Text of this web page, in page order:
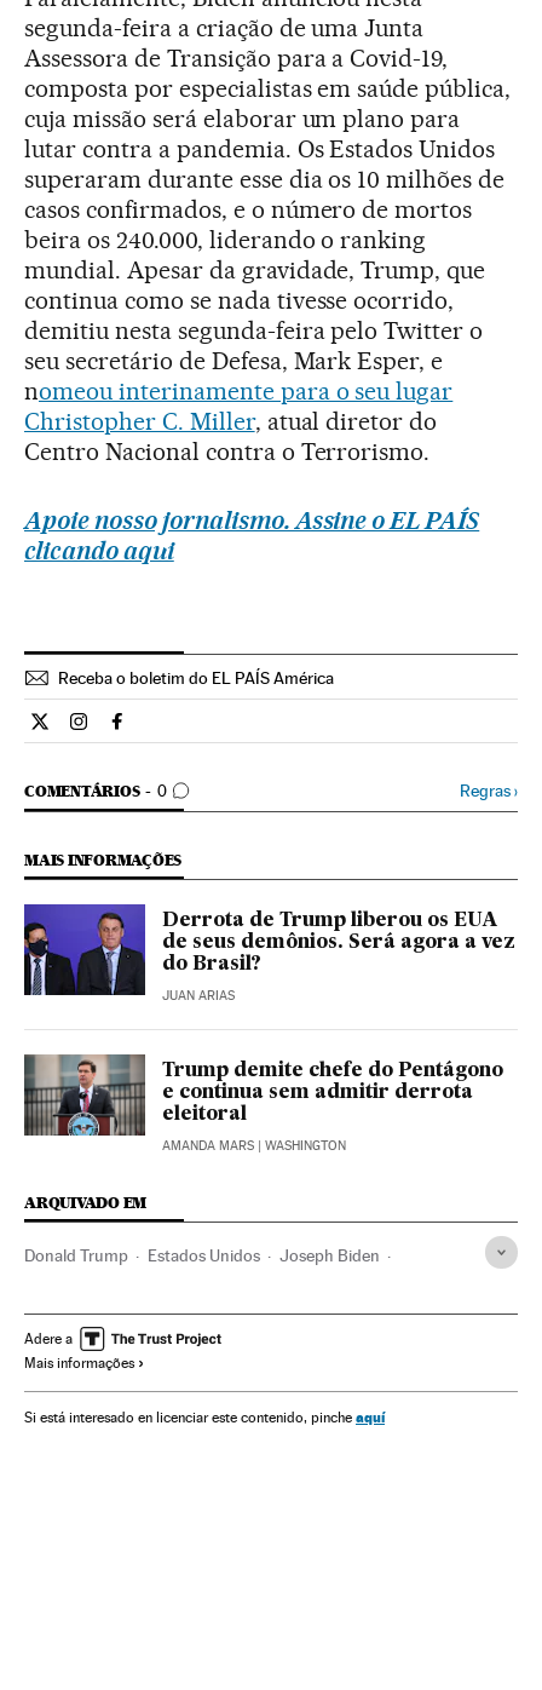
segunda-feira a criação de uma Junta
Assessora de Transição para a Covid-19,
composta por especialistas em saúde pública,
cuja missão será elaborar um plano para
lutar contra a pandemia. Os Estados Unidos
superaram durante esse dia os 10 milhões de
casos confirmados, e o número de mortos
beira os 240.000, liderando o ranking
mundial. Apesar da gravidade, Trump, que
continua como se nada tivesse ocorrido,
demitiu nesta segunda-feira pelo Twitter o
seu secretário de Defesa, Mark Esper, e
nomeou interinamente para o seu lugar
Christopher C. Miller, atual diretor do
Centro Nacional contra o Terrorismo.
Apoie nosso jornalismo. Assine o EL PAÍS
clicando aqui
Receba o boletim do EL PAÍS América
Internacional El País Brasil en Twitter
Internacional El País Brasil en Instagram
Internacional El País Brasil en Facebook
COMENTÁRIOS 0
COMENTÁRIOS Regras›
MAIS INFORMAÇÕES
Derrota de Trump liberou os EUA
de seus demônios. Será agora a vez
do Brasil?
JUAN ARIAS
Trump demite chefe do Pentágono
e continua sem admitir derrota
eleitoral
AMANDA MARS | WASHINGTON
ARQUIVADO EM
Donald Trump Estados Unidos Joseph Biden
América Eleições EUA 2020
Adere a
Mais informações
Si está interesado en licenciar este contenido, pinche aquí